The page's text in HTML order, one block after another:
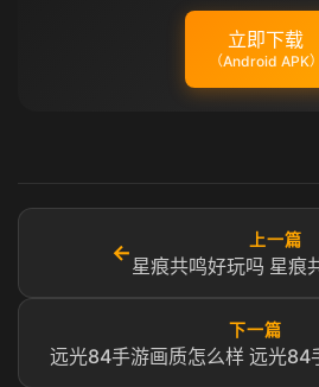
立即下载
（Android APK）
←
上一篇
星痕共鸣好玩吗 星痕
下一篇
远光84手游画质怎么样 远光84